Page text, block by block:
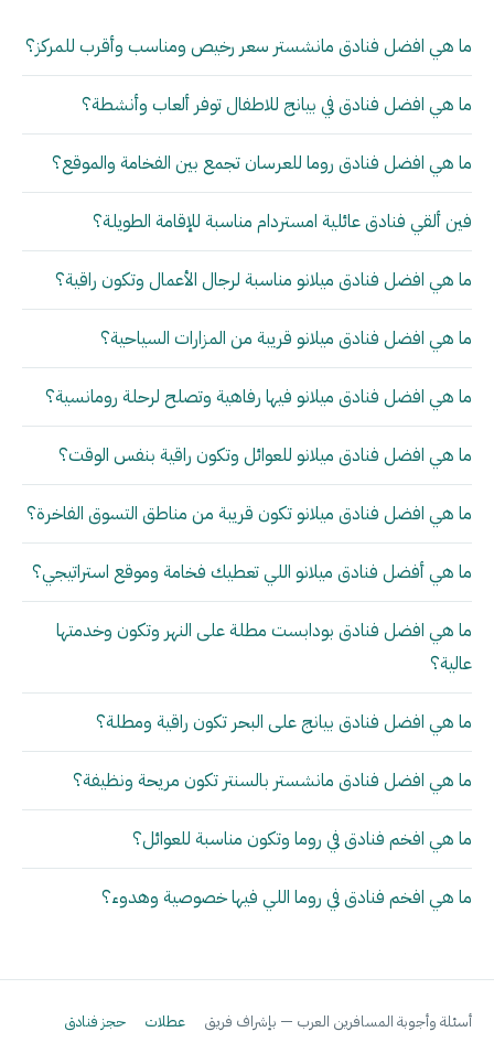
ما هي افضل فنادق مانشستر سعر رخيص ومناسب وأقرب للمركز؟
ما هي افضل فنادق في بيانج للاطفال توفر ألعاب وأنشطة؟
ما هي افضل فنادق روما للعرسان تجمع بين الفخامة والموقع؟
فين ألقي فنادق عائلية امستردام مناسبة للإقامة الطويلة؟
ما هي افضل فنادق ميلانو مناسبة لرجال الأعمال وتكون راقية؟
ما هي افضل فنادق ميلانو قريبة من المزارات السياحية؟
ما هي افضل فنادق ميلانو فيها رفاهية وتصلح لرحلة رومانسية؟
ما هي افضل فنادق ميلانو للعوائل وتكون راقية بنفس الوقت؟
ما هي افضل فنادق ميلانو تكون قريبة من مناطق التسوق الفاخرة؟
ما هي أفضل فنادق ميلانو اللي تعطيك فخامة وموقع استراتيجي؟
ما هي افضل فنادق بودابست مطلة على النهر وتكون وخدمتها
عالية؟
ما هي افضل فنادق بيانج على البحر تكون راقية ومطلة؟
ما هي افضل فنادق مانشستر بالسنتر تكون مريحة ونظيفة؟
ما هي افخم فنادق في روما وتكون مناسبة للعوائل؟
ما هي افخم فنادق في روما اللي فيها خصوصية وهدوء؟
أسئلة وأجوبة المسافرين العرب — بإشراف فريق عطلات حجز فنادق